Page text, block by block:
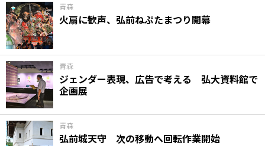
青森
火扇に歓声、弘前ねぷたまつり開幕
青森
ジェンダー表現、広告で考える 弘大資料館で
企画展
青森
弘前城天守 次の移動へ回転作業開始